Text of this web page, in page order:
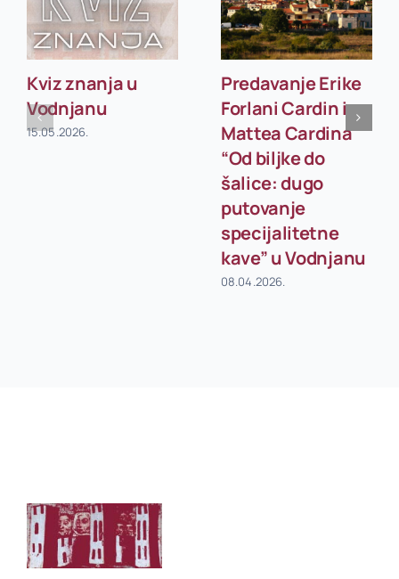
Kviz znanja u
Vodnjanu
15.05.2026.
Predavanje Erike
Forlani Cardin i
Mattea Cardina
“Od biljke do
šalice: dugo
putovanje
specijalitetne
kave” u Vodnjanu
08.04.2026.